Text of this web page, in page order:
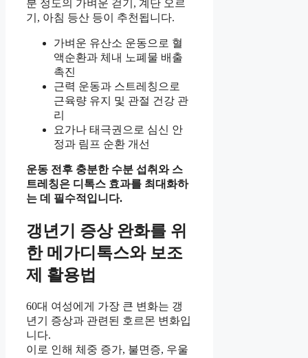
분 정도의 가벼운 걷기, 계단 오르
기, 아침 등산 등이 추천됩니다.
가벼운 유산소 운동으로 혈
액순환과 체내 노폐물 배출
촉진
근력 운동과 스트레칭으로
근육량 유지 및 관절 건강 관
리
요가나 태극권으로 심신 안
정과 림프 순환 개선
운동 전후 충분한 수분 섭취와 스
트레칭은 디톡스 효과를 최대화하
는 데 필수적입니다.
갱년기 증상 완화를 위
한 메가디톡스와 보조
제 활용법
60대 여성에게 가장 큰 변화는 갱
년기 증상과 관련된 호르몬 변화입
니다.
이로 인해 체중 증가, 불면증, 우울